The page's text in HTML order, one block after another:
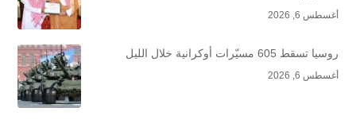
أغسطس 6, 2026
روسيا تسقط 605 مسيّرات أوكرانية خلال الليل
أغسطس 6, 2026